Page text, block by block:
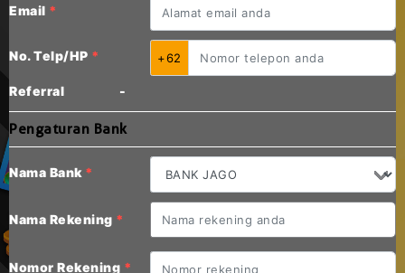
Email *
No. Telp/HP * +62
Referral -
Pengaturan Bank
Nama Bank *
Nama Rekening *
Nomor Rekening *